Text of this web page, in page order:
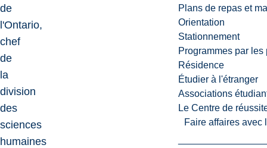
Plans de repas et
Orientation
Stationnement
Programmes par les
Résidence
Étudier à l'étranger
Associations
Le Centre de
Faire affaires avec
de
l'Ontario,
chef
de
la
division
des
sciences
humaines